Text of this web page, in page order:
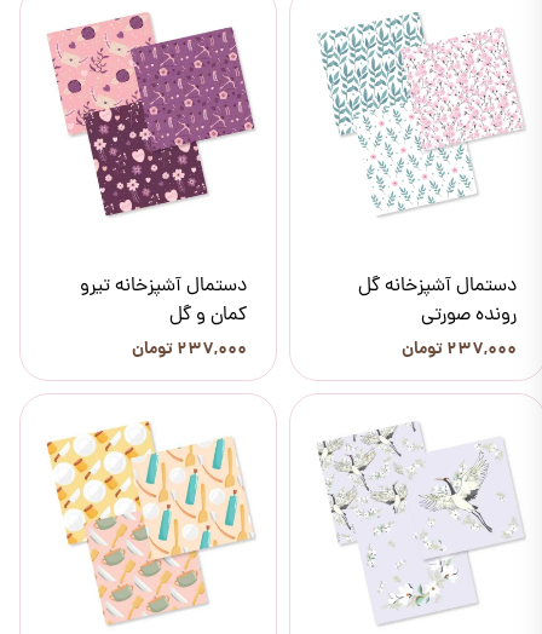
دستمال آشپزخانه گل
رونده صورتی
۲۳۷,۰۰۰ تومان
دستمال آشپزخانه تیرو
کمان و گل
۲۳۷,۰۰۰ تومان